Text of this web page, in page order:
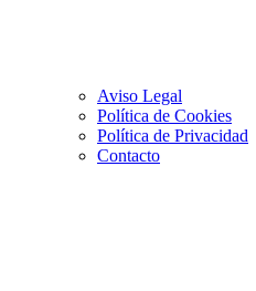
Aviso Legal
Política de Cookies
Política de Privacidad
Contacto